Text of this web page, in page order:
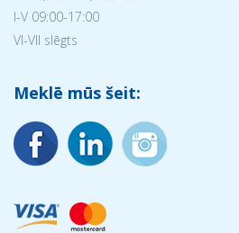
I-V 09:00-17:00
VI-VII slēgts
Meklē mūs šeit: